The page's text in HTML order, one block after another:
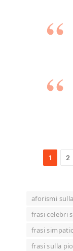
1 2
aforismi
frasi celebri
frasi
frasi sulla